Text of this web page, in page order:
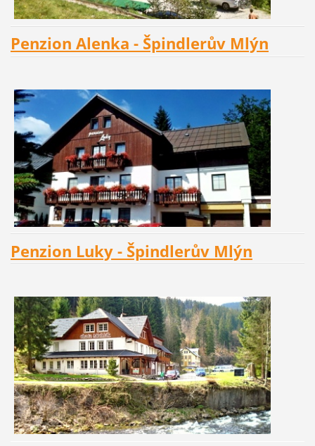
Penzion Alenka - Špindlerův Mlýn
Penzion Luky - Špindlerův Mlýn